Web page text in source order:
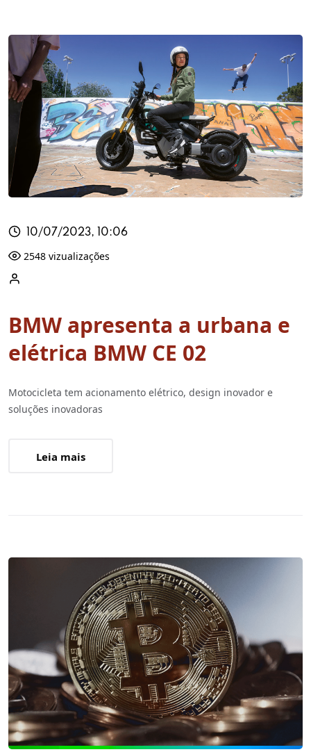
10/07/2023, 10:06
2548 vizualizações
BMW apresenta a urbana e
elétrica BMW CE 02
Motocicleta tem acionamento elétrico, design inovador e
soluções inovadoras
Leia mais